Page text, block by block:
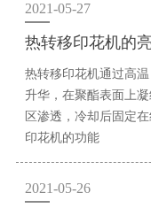
2021-05-27
热转移印花机的
热转移印花机通过高
升华，在聚酯表面上
区渗透，冷却后固定
印花机的功能
2021-05-26